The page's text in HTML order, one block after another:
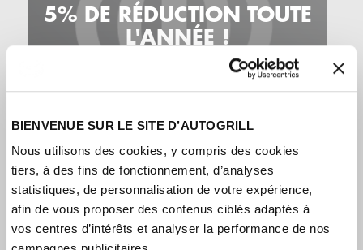
BIENVENUE SUR LE SITE D’AUTOGRILL
Nous utilisons des cookies, y compris des cookies
tiers, à des fins de fonctionnement, d’analyses
statistiques, de personnalisation de votre expérience,
afin de vous proposer des contenus ciblés adaptés à
vos centres d’intérêts et analyser la performance de nos
5% DE RÉDUCTION TOUTE
L'ANNÉE !